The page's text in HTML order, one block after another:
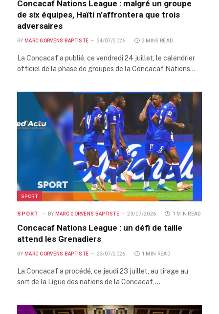
Concacaf Nations League : malgré un groupe
de six équipes, Haïti n’affrontera que trois
adversaires
BY MARC GORVENS BAPTISTE 24/07/2026 2 MINS READ
La Concacaf a publié, ce vendredi 24 juillet, le calendrier
officiel de la phase de groupes de la Concacaf Nations…
SPORT
SPORT BY MARC GORVENS BAPTISTE 23/07/2026 1 MIN READ
Concacaf Nations League : un défi de taille
attend les Grenadiers
BY MARC GORVENS BAPTISTE 23/07/2026 1 MIN READ
La Concacaf a procédé, ce jeudi 23 juillet, au tirage au
sort de la Ligue des nations de la Concacaf,…